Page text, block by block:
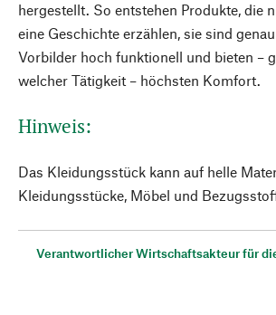
hergestellt. So entstehen Produkte, die
eine Geschichte erzählen, sie sind
Vorbilder hoch funktionell und bieten –
welcher Tätigkeit – höchsten Komfort.
Hinweis:
Das Kleidungsstück kann auf helle
Kleidungsstücke, Möbel und
Verantwortlicher Wirtschaftsakteur für